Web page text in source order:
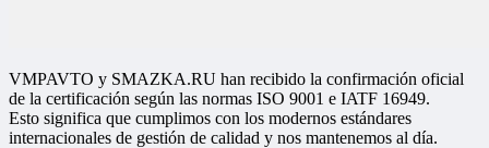
VMPAVTO y SMAZKA.RU han recibido la confirmación oficial
de la certificación según las normas ISO 9001 e IATF 16949.
Esto significa que cumplimos con los modernos estándares
internacionales de gestión de calidad y nos mantenemos al día.